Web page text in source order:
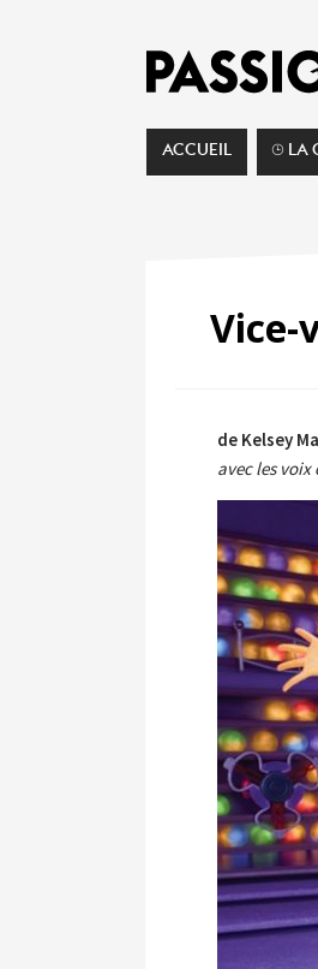
ACCUEIL ⌚︎ LA
Vice-
de Kelsey
avec les voix